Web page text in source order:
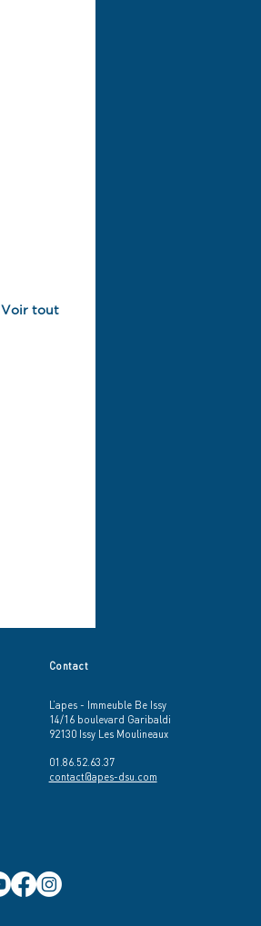
Voir tout
Contact
L’apes - Immeuble Be Issy
14/16 boulevard Garibaldi
92130 Issy Les Moulineaux
01.86.52.63.37
contact@apes-dsu.com